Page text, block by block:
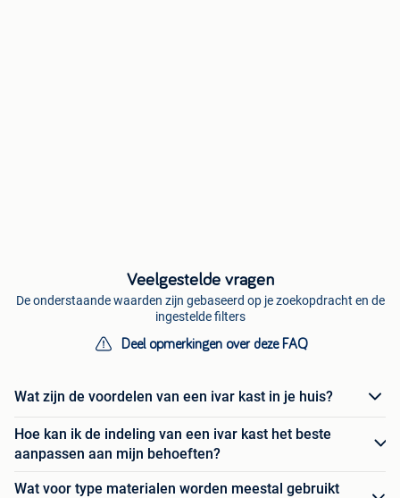
Veelgestelde vragen
De onderstaande waarden zijn gebaseerd op je zoekopdracht en de
ingestelde filters
Deel opmerkingen over deze FAQ
Wat zijn de voordelen van een ivar kast in je huis?
Hoe kan ik de indeling van een ivar kast het beste
aanpassen aan mijn behoeften?
Wat voor type materialen worden meestal gebruikt